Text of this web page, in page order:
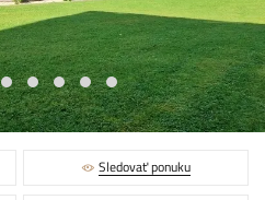
Sledovať ponuku